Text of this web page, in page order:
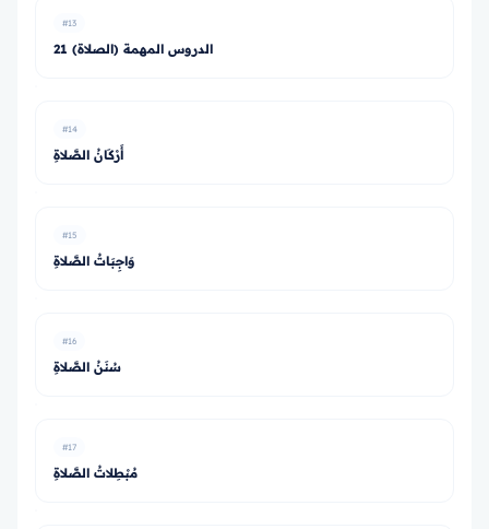
#13
21 الدروس المهمة (الصلاة)
#14
أَرْكَانُ الصَّلاةِ
#15
وَاجِبَاتُ الصَّلاةِ
#16
سُنَنُ الصَّلاةِ
#17
مُبْطِلاتُ الصَّلاةِ